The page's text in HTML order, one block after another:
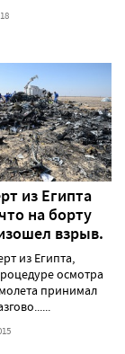
из Египта
на борту
взрыв.
из Египта,
осмотра
принимал